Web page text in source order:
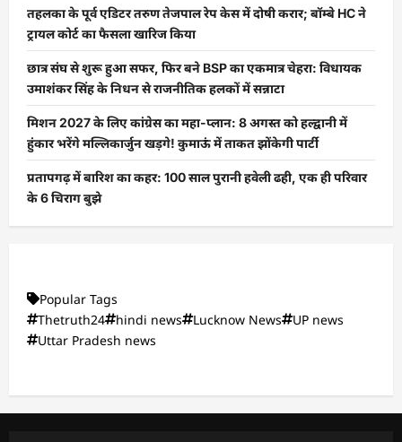
तहलका के पूर्व एडिटर तरुण तेजपाल रेप केस में दोषी करार; बॉम्बे HC ने
ट्रायल कोर्ट का फैसला खारिज किया
छात्र संघ से शुरू हुआ सफर, फिर बने BSP का एकमात्र चेहरा: विधायक
उमाशंकर सिंह के निधन से राजनीतिक हलकों में सन्नाटा
मिशन 2027 के लिए कांग्रेस का महा-प्लान: 8 अगस्त को हल्द्वानी में
हुंकार भरेंगे मल्लिकार्जुन खड़गे! कुमाऊं में ताकत झोंकेगी पार्टी
प्रतापगढ़ में बारिश का कहर: 100 साल पुरानी हवेली ढही, एक ही परिवार
के 6 चिराग बुझे
Popular Tags
Thetruth24
hindi news Lucknow News
UP news
Uttar Pradesh news